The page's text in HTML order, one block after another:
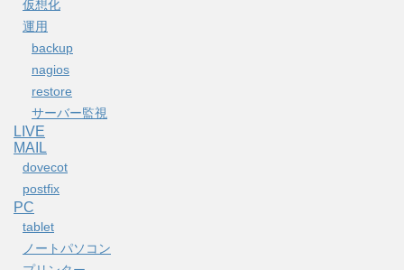
仮想化
運用
backup
nagios
restore
サーバー監視
LIVE
MAIL
dovecot
postfix
PC
tablet
ノートパソコン